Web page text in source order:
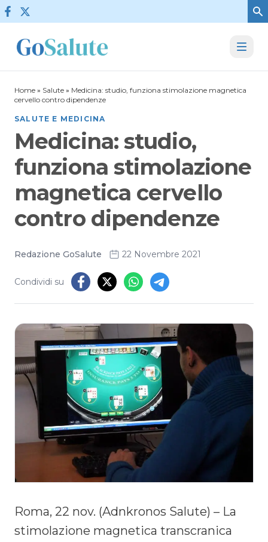
Vai al contenuto
Home » Salute » Medicina: studio, funziona stimolazione magnetica
cervello contro dipendenze
SALUTE E MEDICINA
Medicina: studio,
funziona stimolazione
magnetica cervello
contro dipendenze
Redazione GoSalute 22 Novembre 2021
Condividi su
Roma, 22 nov. (Adnkronos Salute) – La
stimolazione magnetica transcranica